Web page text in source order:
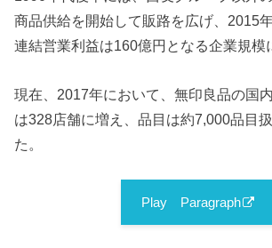
商品供給を開始して販路を広げ、2015
連結営業利益は160億円となる企業規模
現在、2017年において、無印良品の国
は328店舗に増え、品目は約7,000品目
た。
Play Paragraph